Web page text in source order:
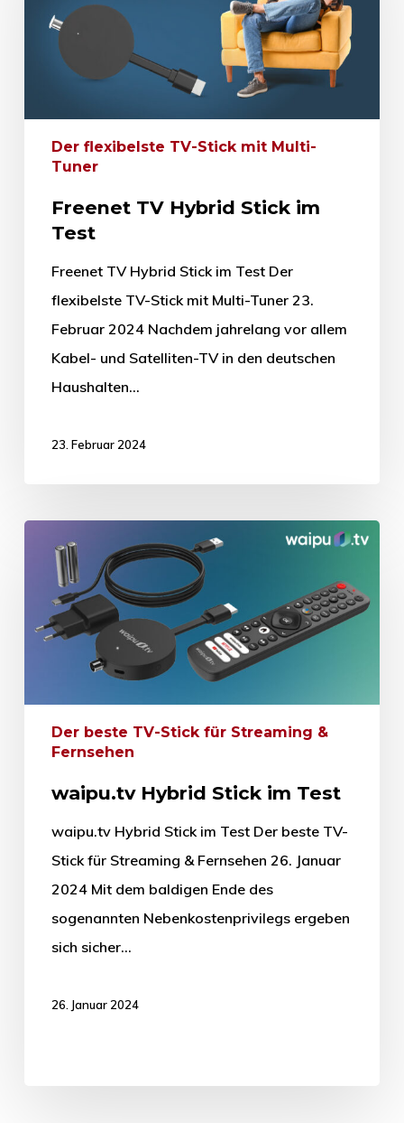
Der flexibelste TV-Stick mit Multi-
Tuner
Freenet TV Hybrid Stick im
Test
Freenet TV Hybrid Stick im Test Der
flexibelste TV-Stick mit Multi-Tuner 23.
Februar 2024 Nachdem jahrelang vor allem
Kabel- und Satelliten-TV in den deutschen
Haushalten…
23. Februar 2024
Der beste TV-Stick für Streaming &
Fernsehen
waipu.tv Hybrid Stick im Test
waipu.tv Hybrid Stick im Test Der beste TV-
Stick für Streaming & Fernsehen 26. Januar
2024 Mit dem baldigen Ende des
sogenannten Nebenkostenprivilegs ergeben
sich sicher…
26. Januar 2024